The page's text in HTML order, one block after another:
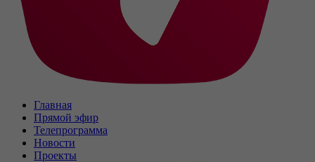
Главная
Прямой эфир
Телепрограмма
Новости
Проекты